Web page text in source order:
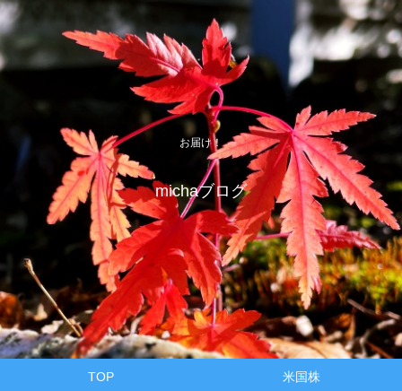
お届け！
michaブログ
TOP 米国株